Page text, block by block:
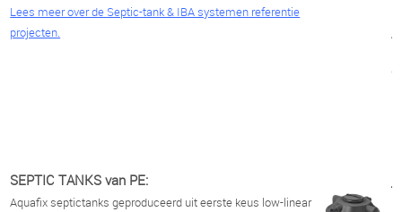
Lees meer over de Septic-tank & IBA systemen referentie
projecten.
&
SEPTIC TANKS van PE:
Aquafix septictanks geproduceerd uit eerste keus low-linear